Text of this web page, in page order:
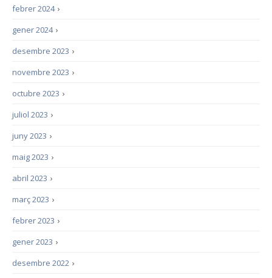
›
febrer 2024
›
gener 2024
›
desembre 2023
›
novembre 2023
›
octubre 2023
›
juliol 2023
›
juny 2023
›
maig 2023
›
abril 2023
›
març 2023
›
febrer 2023
›
gener 2023
›
desembre 2022